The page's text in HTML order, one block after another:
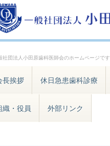
社団法人小田原歯科医師会のホームページです
長挨拶 休日急患歯科診療
織・役員 外部リンク